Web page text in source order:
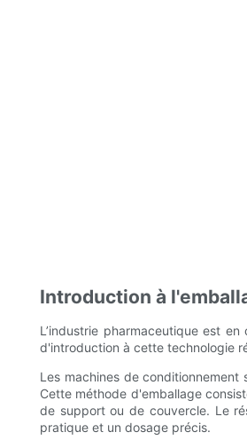
Introduction à
L’industrie pharmaceutique est
d'introduction à cette technologie
Les machines de
Cette méthode d'emballage
de support ou de couvercle. Le
pratique et un dosage précis.